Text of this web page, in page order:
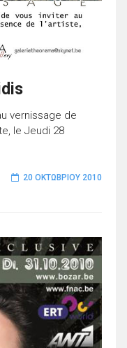
vernissage de
le Jeudi 28
20 ΟΚΤΩΒΡΊΟΥ 2010